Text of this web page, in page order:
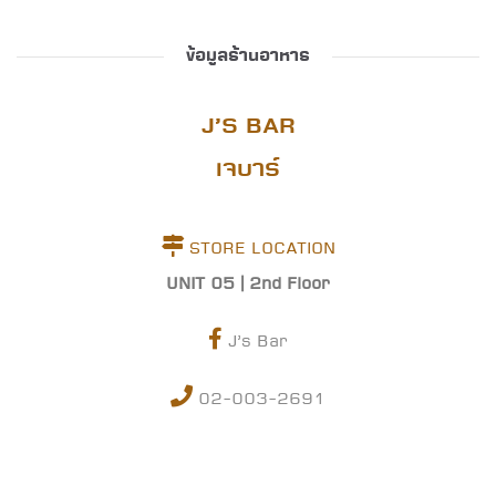
ข้อมูลร้านอาหาร
J’S BAR
เจบาร์
STORE LOCATION
UNIT 05 | 2nd Floor
J’s Bar
02-003-2691